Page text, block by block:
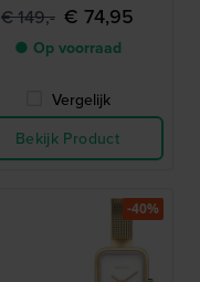
€ 149,- € 74,95
● Op voorraad
Vergelijk
Bekijk Product
-40%